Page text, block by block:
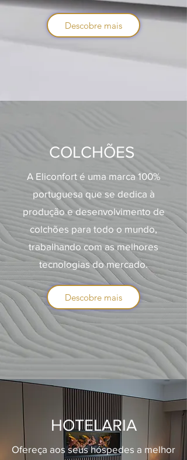
Descobre mais
COLCHÕES
A Eliconfort é uma marca 100%
portuguesa que se dedica à
produção e desenvolvimento de
colchões para todo o mundo,
trabalhando com as melhores
tecnologias do mercado.
Descobre mais
HOTELARIA
Ofereça aos seus hóspedes a melhor